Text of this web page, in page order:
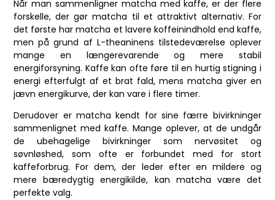
Når man sammenligner matcha med kaffe, er der flere
forskelle, der gør matcha til et attraktivt alternativ. For
det første har matcha et lavere koffeinindhold end kaffe,
men på grund af L-theaninens tilstedeværelse oplever
mange en længerevarende og mere stabil
energiforsyning. Kaffe kan ofte føre til en hurtig stigning i
energi efterfulgt af et brat fald, mens matcha giver en
jævn energikurve, der kan vare i flere timer.
Derudover er matcha kendt for sine færre bivirkninger
sammenlignet med kaffe. Mange oplever, at de undgår
de ubehagelige bivirkninger som nervøsitet og
søvnløshed, som ofte er forbundet med for stort
kaffeforbrug. For dem, der leder efter en mildere og
mere bæredygtig energikilde, kan matcha være det
perfekte valg.